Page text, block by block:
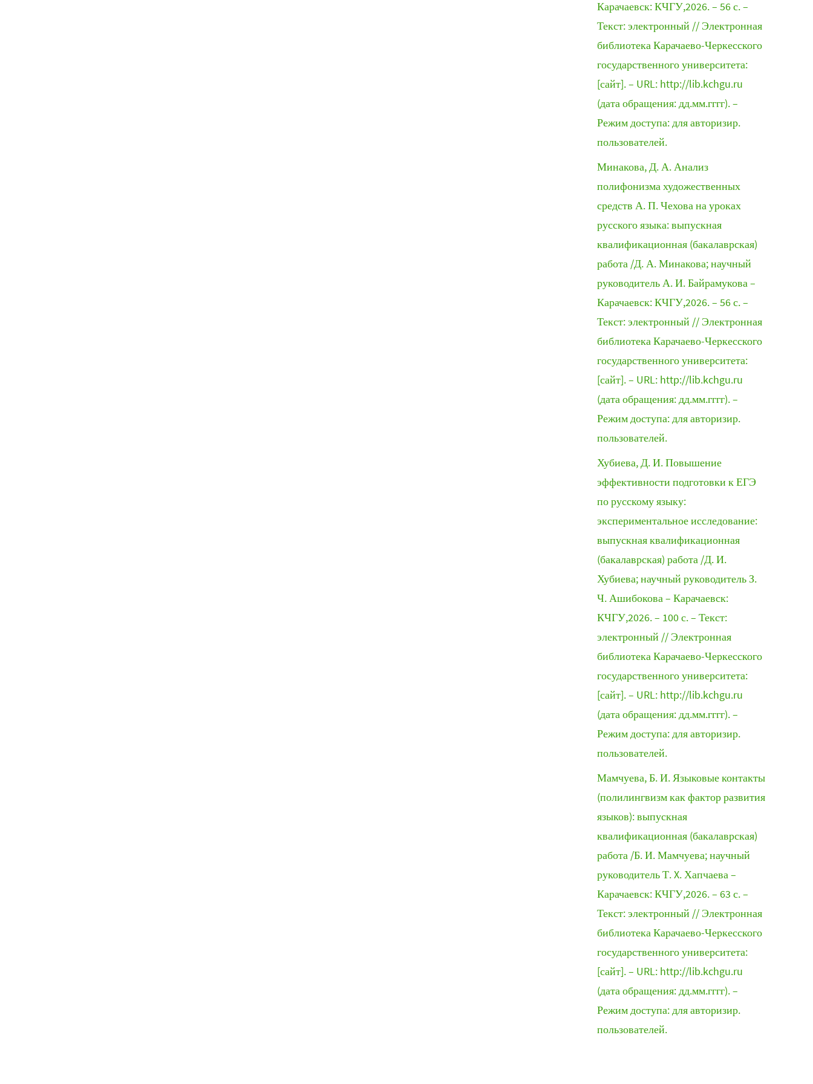
Карачаевск: КЧГУ,2026. – 56 с. –
Текст: электронный // Электронная
библиотека Карачаево-Черкесского
государственного университета:
[сайт]. – URL: http://lib.kchgu.ru
(дата обращения: дд.мм.гггг). –
Режим доступа: для авторизир.
пользователей.
Минакова, Д. А. Анализ
полифонизма художественных
средств А. П. Чехова на уроках
русского языка: выпускная
квалификационная (бакалаврская)
работа /Д. А. Минакова; научный
руководитель А. И. Байрамукова –
Карачаевск: КЧГУ,2026. – 56 с. –
Текст: электронный // Электронная
библиотека Карачаево-Черкесского
государственного университета:
[сайт]. – URL: http://lib.kchgu.ru
(дата обращения: дд.мм.гггг). –
Режим доступа: для авторизир.
пользователей.
Хубиева, Д. И. Повышение
эффективности подготовки к ЕГЭ
по русскому языку:
экспериментальное исследование:
выпускная квалификационная
(бакалаврская) работа /Д. И.
Хубиева; научный руководитель З.
Ч. Ашибокова – Карачаевск:
КЧГУ,2026. – 100 с. – Текст:
электронный // Электронная
библиотека Карачаево-Черкесского
государственного университета:
[сайт]. – URL: http://lib.kchgu.ru
(дата обращения: дд.мм.гггг). –
Режим доступа: для авторизир.
пользователей.
Мамчуева, Б. И. Языковые контакты
(полилингвизм как фактор развития
языков): выпускная
квалификационная (бакалаврская)
работа /Б. И. Мамчуева; научный
руководитель Т. X. Хапчаева –
Карачаевск: КЧГУ,2026. – 63 с. –
Текст: электронный // Электронная
библиотека Карачаево-Черкесского
государственного университета:
[сайт]. – URL: http://lib.kchgu.ru
(дата обращения: дд.мм.гггг). –
Режим доступа: для авторизир.
пользователей.